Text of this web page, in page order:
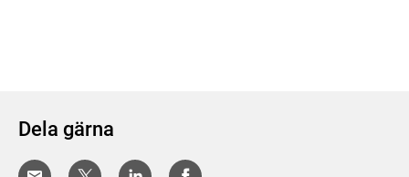
Dela gärna